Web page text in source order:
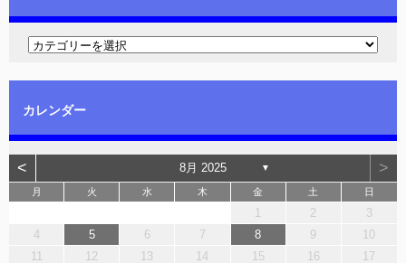
カレンダー
< 8月 2025 ▼ >
月 火 水 木 金 土 日
1 2
3
4
5 6 7 8 9
10
11
12 13 14 15 16 17